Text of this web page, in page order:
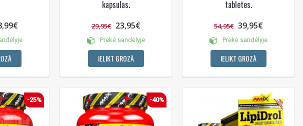
kapsulas.
29,95€ 23,95€
Prekė sandėlyje
IELIKT GROZĀ
tabletes.
54,95€ 39,95€
Prekė sandėlyje
IELIKT GROZĀ
-25% -40%